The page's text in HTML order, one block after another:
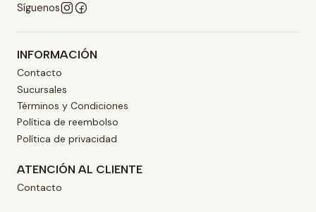
Síguenos
INFORMACIÓN
Contacto
Sucursales
Términos y Condiciones
Política de reembolso
Política de privacidad
ATENCIÓN AL CLIENTE
Contacto